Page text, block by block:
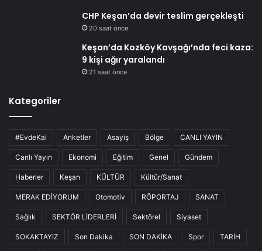
CHP Keşan’da devir teslim gerçekleşti
20 saat önce
Keşan’da Kozköy Kavşağı’nda feci kaza:
9 kişi ağır yaralandı
21 saat önce
Kategoriler
#EvdeKal Anketler Asayiş Bölge CANLI YAYIN
Canlı Yayın Ekonomi Eğitim Genel Gündem
Haberler Keşan KÜLTÜR Kültür/Sanat
MERAK EDİYORUM Otomotiv RÖPORTAJ SANAT
Sağlık SEKTÖR LİDERLERİ Sektörel Siyaset
SOKAKTAYIZ Son Dakika SON DAKİKA Spor TARİH